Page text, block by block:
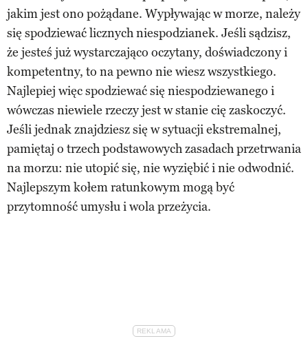
jakim jest ono pożądane. Wypływając w morze, należy
się spodziewać licznych niespodzianek. Jeśli sądzisz,
że jesteś już wystarczająco oczytany, doświadczony i
kompetentny, to na pewno nie wiesz wszystkiego.
Najlepiej więc spodziewać się niespodziewanego i
wówczas niewiele rzeczy jest w stanie cię zaskoczyć.
Jeśli jednak znajdziesz się w sytuacji ekstremalnej,
pamiętaj o trzech podstawowych zasadach przetrwania
na morzu: nie utopić się, nie wyziębić i nie odwodnić.
Najlepszym kołem ratunkowym mogą być
przytomność umysłu i wola przeżycia.